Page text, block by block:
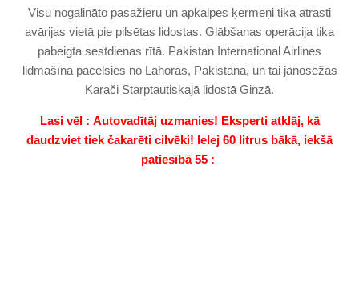
Visu nogalināto pasažieru un apkalpes ķermeņi tika atrasti
avārijas vietā pie pilsētas lidostas. Glābšanas operācija tika
pabeigta sestdienas rītā. Pakistan International Airlines
lidmašīna pacelsies no Lahoras, Pakistānā, un tai jānosēžas
Karači Starptautiskajā lidostā Ginzā.
Lasi vēl : Autovadītāj uzmanies! Eksperti atklāj, kā
daudzviet tiek čakarēti cilvēki! Ielej 60 litrus bākā, iekšā
patiesībā 55 :